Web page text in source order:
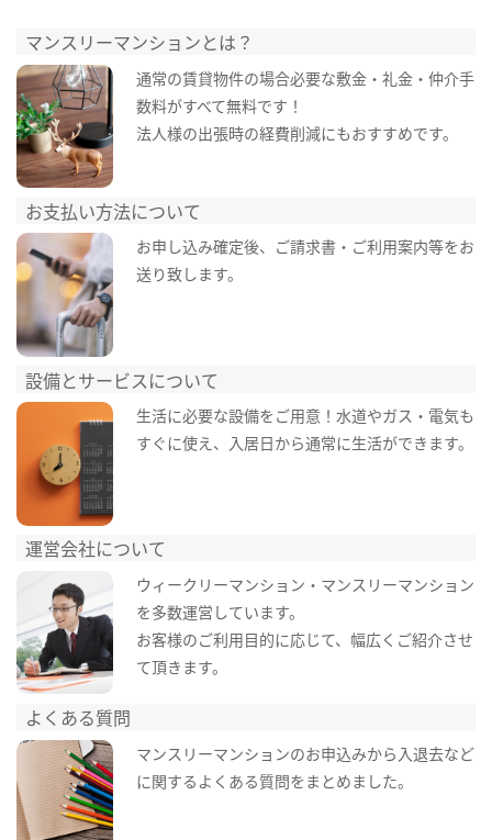
マンスリーマンションとは？
通常の賃貸物件の場合必要な敷金・礼金・仲介手
数料がすべて無料です！
法人様の出張時の経費削減にもおすすめです。
お支払い方法について
お申し込み確定後、ご請求書・ご利用案内等をお
送り致します。
設備とサービスについて
生活に必要な設備をご用意！水道やガス・電気も
すぐに使え、入居日から通常に生活ができます。
運営会社について
ウィークリーマンション・マンスリーマンション
を多数運営しています。
お客様のご利用目的に応じて、幅広くご紹介させ
て頂きます。
よくある質問
マンスリーマンションのお申込みから入退去など
に関するよくある質問をまとめました。